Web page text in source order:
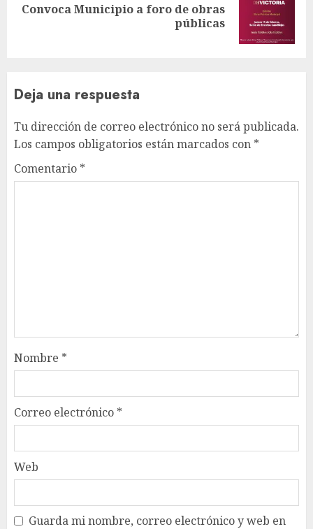
Siguiente
Convoca Municipio a foro de obras
públicas
Deja una respuesta
Tu dirección de correo electrónico no será publicada.
Los campos obligatorios están marcados con *
Comentario *
Nombre *
Correo electrónico *
Web
Guarda mi nombre, correo electrónico y web en